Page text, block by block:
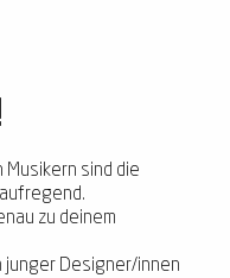
sind die
zu deinem
junger Designer/innen